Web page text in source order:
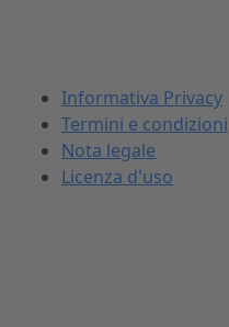
Informativa Privacy
Termini e condizioni
Nota legale
Licenza d'uso